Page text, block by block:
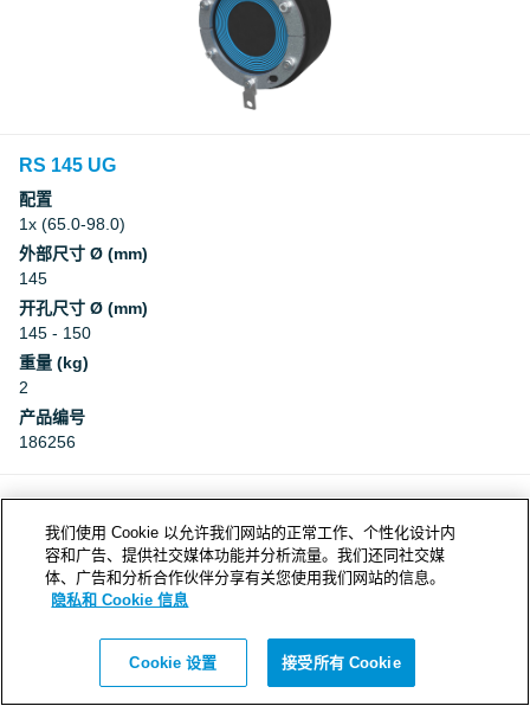
RS 145 UG
配置
1x (65.0-98.0)
外部尺寸 Ø (mm)
145
开孔尺寸 Ø (mm)
145 - 150
重量 (kg)
2
产品编号
186256
stp
下载
联系我们
我们使用 Cookie 以允许我们网站的正常工作、个性化设计内
容和广告、提供社交媒体功能并分析流量。我们还同社交媒
体、广告和分析合作伙伴分享有关您使用我们网站的信息。
隐私和 Cookie 信息
Cookie 设置 接受所有 Cookie